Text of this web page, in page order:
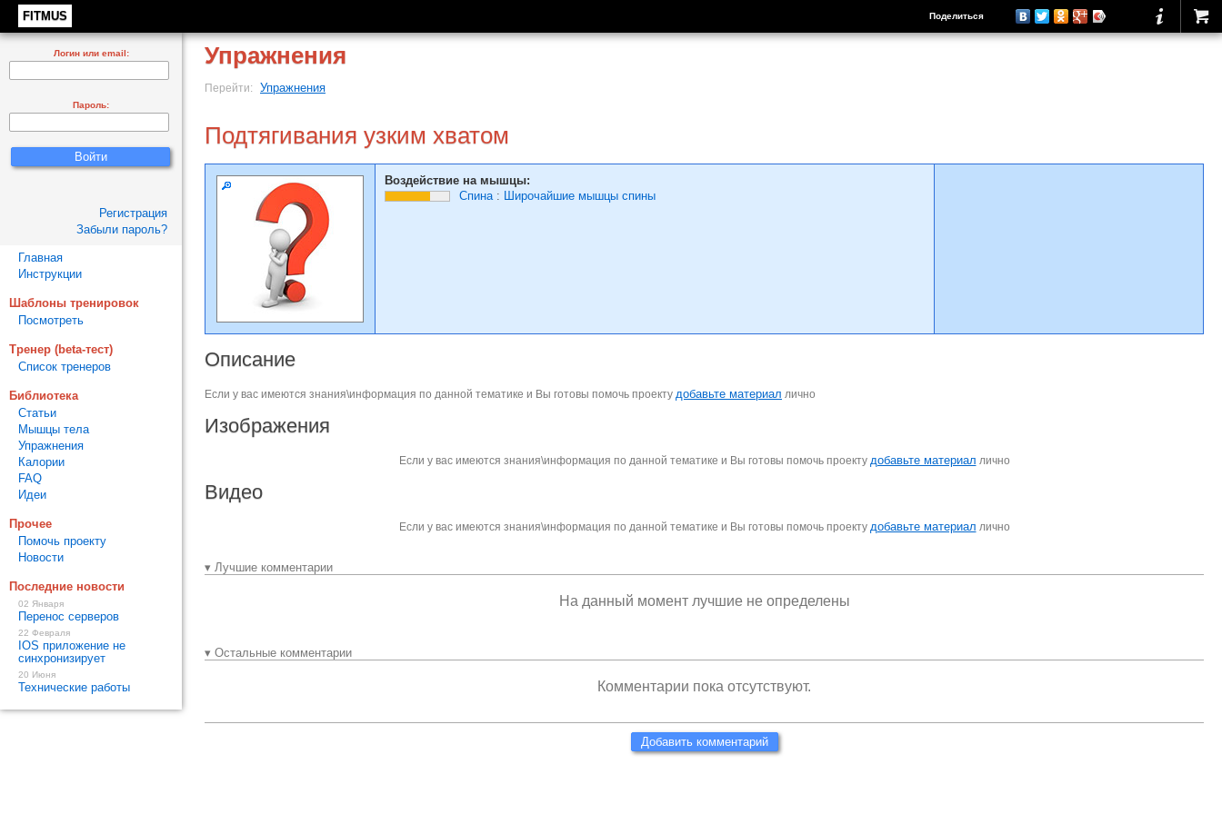
FITMUS Поделиться
Упражнения
Перейти: Упражнения
Подтягивания узким хватом
Воздействие на мышцы:
Спина: Широчайшие мышцы спины
Описание
Если у вас имеются знания\информация по данной тематике и Вы готовы помочь проекту добавьте материал лично
Изображения
Если у вас имеются знания\информация по данной тематике и Вы готовы помочь проекту добавьте материал лично
Видео
Если у вас имеются знания\информация по данной тематике и Вы готовы помочь проекту добавьте материал лично
▾ Лучшие комментарии
На данный момент лучшие не определены
▾ Остальные комментарии
Комментарии пока отсутствуют.
Добавить комментарий
Логин или email:
Пароль:
Регистрация
Забыли пароль?
Главная
Инструкции
Шаблоны тренировок
Посмотреть
Тренер (beta-тест)
Список тренеров
Библиотека
Статьи
Мышцы тела
Упражнения
Калории
FAQ
Идеи
Прочее
Помочь проекту
Новости
Последние новости
02 Января
Перенос серверов
22 Февраля
IOS приложение не
синхронизирует
20 Июня
Технические работы